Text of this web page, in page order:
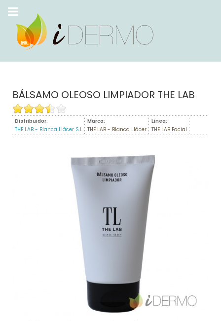
BÁLSAMO OLEOSO LIMPIADOR THE LAB
Distribuidor:
THE LAB - Blanca Llácer S.L
Marca:
THE LAB - Blanca Llácer
Línea:
THE LAB Facial